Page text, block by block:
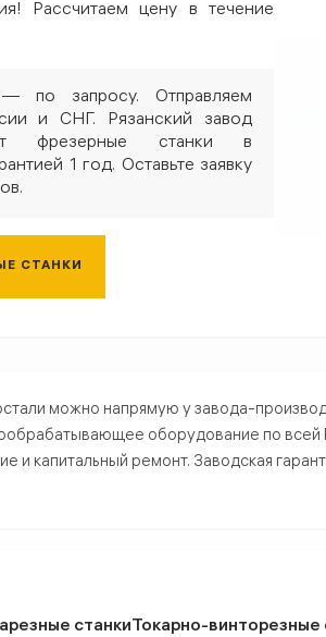
Рассчитаем цену в течение
по запросу. Отправляем
и СНГ. Рязанский завод
фрезерные станки в
1 год. Оставьте заявку
СТАНКИ
— купить
можно напрямую у завода-
оборудование по всей
и капитальный ремонт. Заводская
станкиТокарно-винторезные